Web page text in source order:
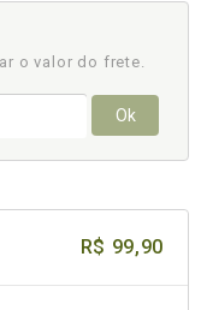
o valor do frete.
Ok
R$ 99,90